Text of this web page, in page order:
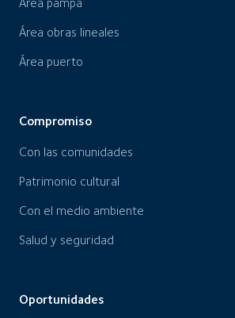
Área obras lineales
Área puerto
Compromiso
Con las comunidades
Patrimonio cultural
Con el medio ambiente
Salud y seguridad
Oportunidades